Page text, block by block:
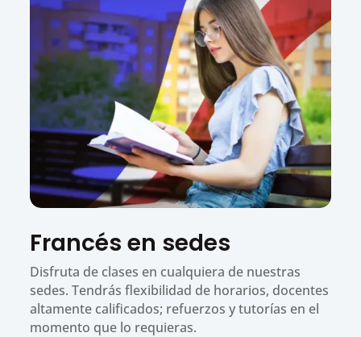
Francés en sedes
Disfruta de clases en cualquiera de nuestras
sedes. Tendrás flexibilidad de horarios, docentes
altamente calificados; refuerzos y tutorías en el
momento que lo requieras.